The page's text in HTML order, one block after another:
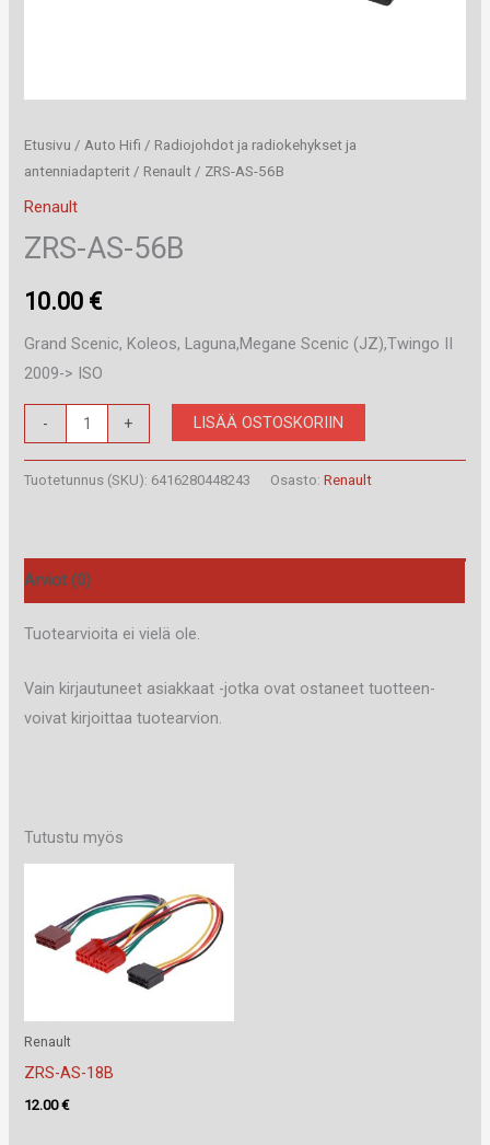
Etusivu / Auto Hifi / Radiojohdot ja radiokehykset ja
antenniadapterit / Renault / ZRS-AS-56B
Renault
ZRS-AS-56B
10.00 €
Grand Scenic, Koleos, Laguna,Megane Scenic (JZ),Twingo II
2009-> ISO
-
AS-
56B
+ LISÄÄ OSTOSKORIIN
Tuotetunnus (SKU): 6416280448243 Osasto:Renault
Arviot (0)
Tuotearvioita ei vielä ole.
Vain kirjautuneet asiakkaat -jotka ovat ostaneet tuotteen-
voivat kirjoittaa tuotearvion.
Tutustu myös
Renault
ZRS-AS-18B
12.00€